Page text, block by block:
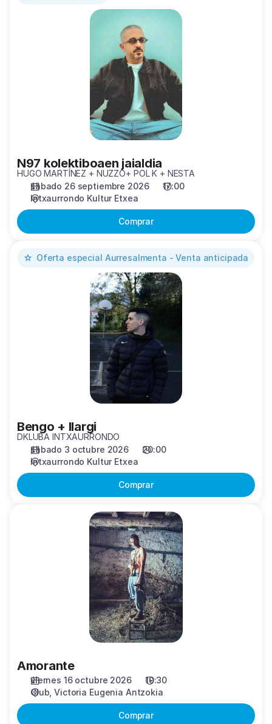
N97 kolektiboaen jaialdia
HUGO MARTÍNEZ + NUZZO+ POL K + NESTA
sábado 26 septiembre 2026
17:00
Intxaurrondo Kultur Etxea
Comprar
BengoOferta especial Aurresalmenta - Venta anticipada
Bengo + Ilargi
DKLUBA INTXAURRONDO
sábado 3 octubre 2026
20:00
Intxaurrondo Kultur Etxea
Comprar
Amorante
viernes 16 octubre 2026
19:30
Club Victoria Eugenia Antzokia
Comprar